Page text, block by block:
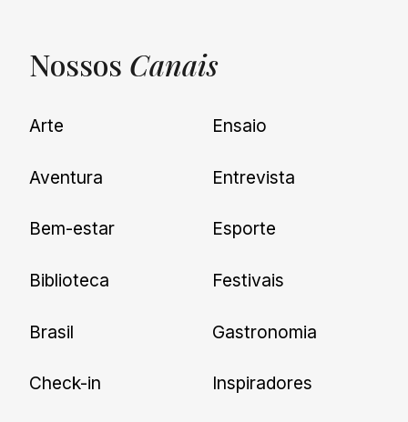
UNQUIET
Newsletter
nossas novidades.
Nossos Canais
Arte
Aventura
Bem-estar
Biblioteca
Brasil
Check-in
Ensaio
Entrevista
Esporte
Festivais
Gastronomia
Inspiradores